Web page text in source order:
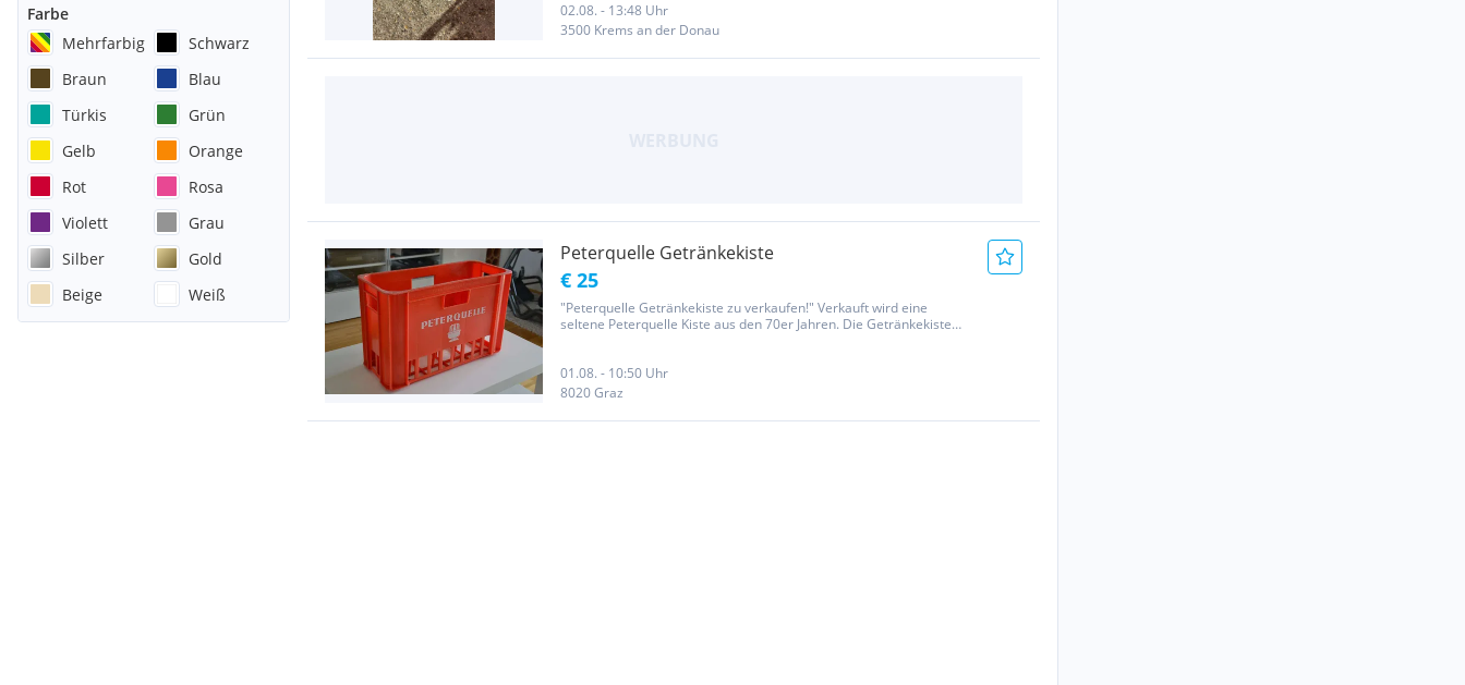
Farbe
Mehrfarbig
Schwarz
Braun
Blau
Türkis
Grün
Gelb
Orange
Rot
Rosa
Violett
Grau
Silber
Gold
Beige
Weiß
02.08. - 13:48 Uhr
3500 Krems an der Donau
Peterquelle Getränkekiste
€ 25
"Peterquelle Getränkekiste zu verkaufen!" Verkauft wird eine
seltene Peterquelle Kiste aus den 70er Jahren. Die Getränkekiste
01.08. - 10:50 Uhr
8020 Graz